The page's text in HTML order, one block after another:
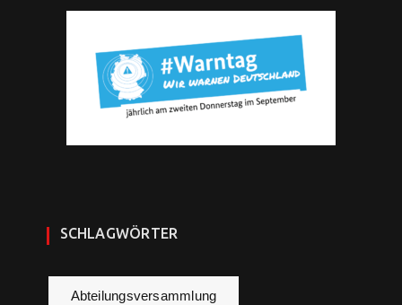
SCHLAGWÖRTER
Abteilungsversammlung